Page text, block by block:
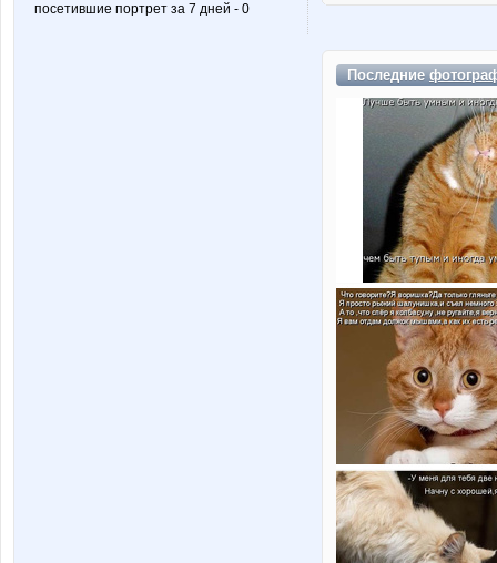
посетившие портрет за 7 дней - 0
Последние